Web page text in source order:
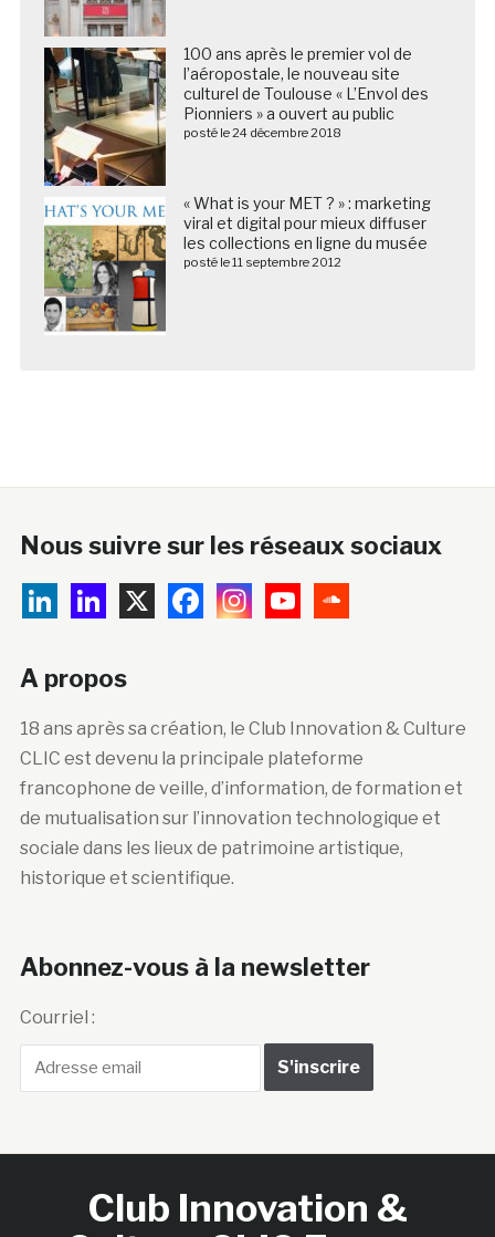
100 ans après le premier vol de
l’aéropostale, le nouveau site
culturel de Toulouse « L’Envol des
Pionniers » a ouvert au public
posté le 24 décembre 2018
« What is your MET ? » : marketing
viral et digital pour mieux diffuser
les collections en ligne du musée
posté le 11 septembre 2012
Nous suivre sur les réseaux sociaux
A propos
18 ans après sa création, le Club Innovation & Culture
CLIC est devenu la principale plateforme
francophone de veille, d’information, de formation et
de mutualisation sur l’innovation technologique et
sociale dans les lieux de patrimoine artistique,
historique et scientifique.
Abonnez-vous à la newsletter
Courriel :
Club Innovation &